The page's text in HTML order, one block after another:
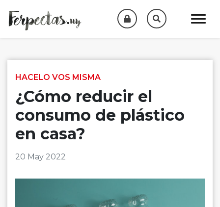
HACELO VOS MISMA
¿Cómo reducir el
consumo de plástico
en casa?
20 May 2022